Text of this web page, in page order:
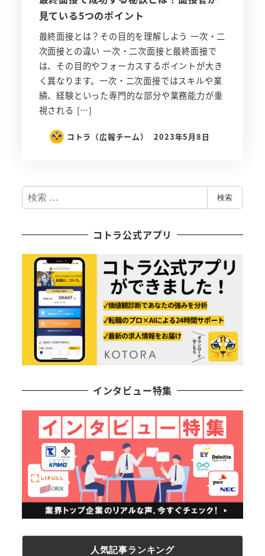
見ている5つのポイント
最終面接とは？その目的を理解しよう 一次・二
次面接との違い 一次・二次面接と最終面接で
は、その目的やフォーカスするポイントが大き
く異なります。一次・二次面接ではスキルや業
績、経験といった専門的な部分や業務能力が重
視される […]
コトラ（広報チーム） 2023年5月8日
検
索
検索
コトラ公式アプリ
インタビュー特集
人気記事ランキング